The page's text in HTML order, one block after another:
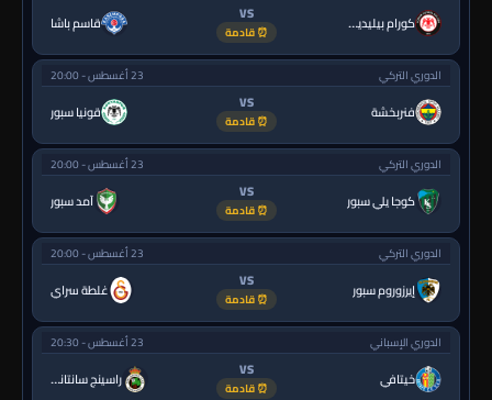
كورام بيليديسبور VS
⏰ قادمة قاسم باشا
الدوري التركي 23 أغسطس - 20:00
فنربخشة VS
⏰ قادمة قونيا سبور
الدوري التركي 23 أغسطس - 20:00
كوجا يلي سبور VS
⏰ قادمة آمد سبور
الدوري التركي 23 أغسطس - 20:00
إيرزوروم سبور VS
⏰ قادمة غلطة سراي
الدوري الإسباني 23 أغسطس - 20:30
خيتافي VS
⏰ قادمة راسينج سانتاندير